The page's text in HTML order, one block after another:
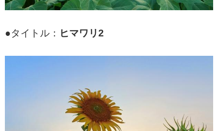
●タイトル： ヒマワリ2